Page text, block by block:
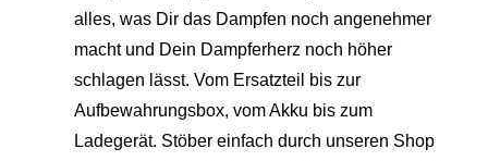
alles, was Dir das Dampfen noch angenehmer
macht und Dein Dampferherz noch höher
schlagen lässt. Vom Ersatzteil bis zur
Aufbewahrungsbox, vom Akku bis zum
Ladegerät. Stöber einfach durch unseren Shop